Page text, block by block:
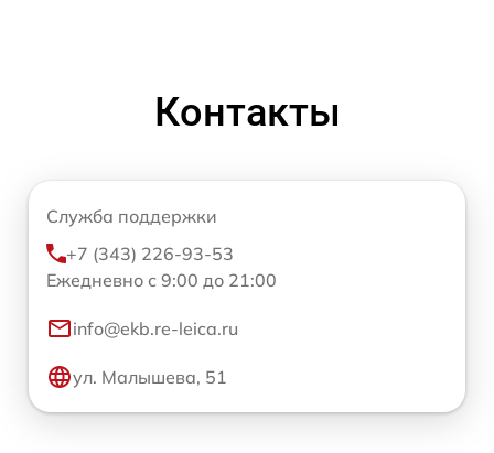
Контакты
Служба поддержки
+7 (343) 226-93-53
Ежедневно с 9:00 до 21:00
info@ekb.re-leica.ru
ул. Малышева, 51